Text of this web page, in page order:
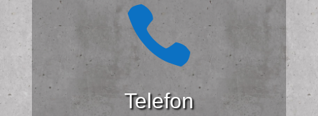

Telefon